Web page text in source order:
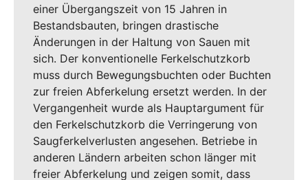
einer Übergangszeit von 15 Jahren in
Bestandsbauten, bringen drastische
Änderungen in der Haltung von Sauen mit
sich. Der konventionelle Ferkelschutzkorb
muss durch Bewegungsbuchten oder Buchten
zur freien Abferkelung ersetzt werden. In der
Vergangenheit wurde als Hauptargument für
den Ferkelschutzkorb die Verringerung von
Saugferkelverlusten angesehen. Betriebe in
anderen Ländern arbeiten schon länger mit
freier Abferkelung und zeigen somit, dass